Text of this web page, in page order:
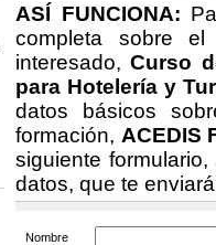
ASÍ FUNCIONA:
completa sobre
interesado,Curso
para Hotelería y
datos básicos
formación, ACEDIS
siguiente
datos, que te
Nombre